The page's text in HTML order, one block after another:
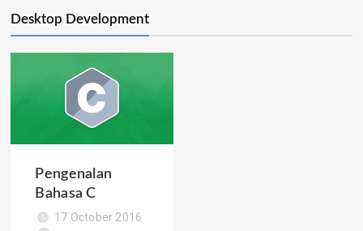
Desktop Development
Pengenalan
Bahasa C
17 October 2016